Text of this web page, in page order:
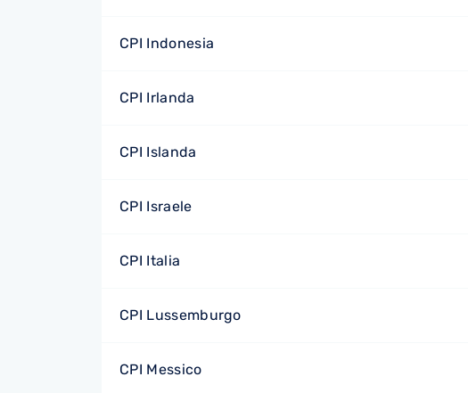
CPI Indonesia
CPI Irlanda
CPI Islanda
CPI Israele
CPI Italia
CPI Lussemburgo
CPI Messico